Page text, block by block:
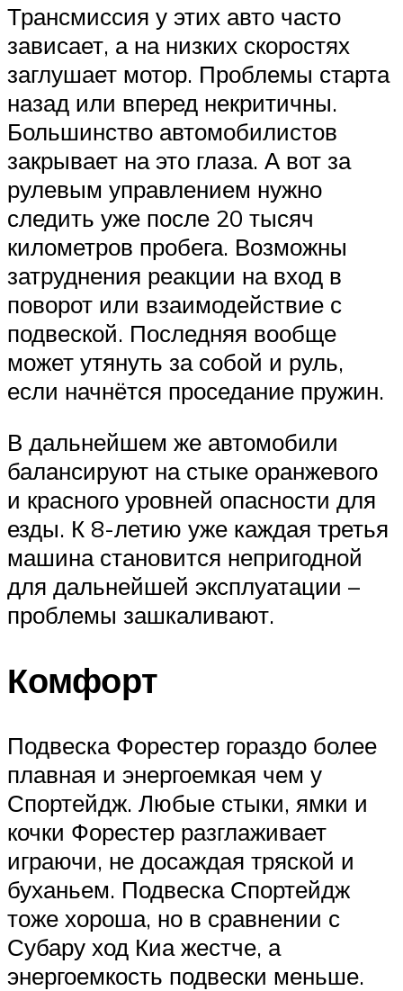
Трансмиссия у этих авто часто
зависает, а на низких скоростях
заглушает мотор. Проблемы старта
назад или вперед некритичны.
Большинство автомобилистов
закрывает на это глаза. А вот за
рулевым управлением нужно
следить уже после 20 тысяч
километров пробега. Возможны
затруднения реакции на вход в
поворот или взаимодействие с
подвеской. Последняя вообще
может утянуть за собой и руль,
если начнётся проседание пружин.
В дальнейшем же автомобили
балансируют на стыке оранжевого
и красного уровней опасности для
езды. К 8-летию уже каждая третья
машина становится непригодной
для дальнейшей эксплуатации –
проблемы зашкаливают.
Комфорт
Подвеска Форестер гораздо более
плавная и энергоемкая чем у
Спортейдж. Любые стыки, ямки и
кочки Форестер разглаживает
играючи, не досаждая тряской и
буханьем. Подвеска Спортейдж
тоже хороша, но в сравнении с
Субару ход Киа жестче, а
энергоемкость подвески меньше.